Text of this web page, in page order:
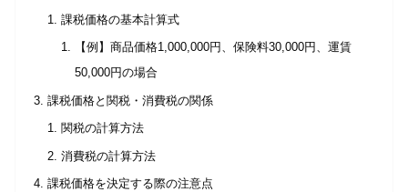
課税価格の基本計算式
【例】商品価格1,000,000円、保険料30,000円、運賃
50,000円の場合
課税価格と関税・消費税の関係
関税の計算方法
消費税の計算方法
課税価格を決定する際の注意点